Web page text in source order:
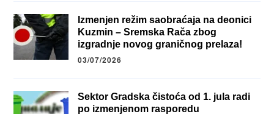
Izmenjen režim saobraćaja na deonici
Kuzmin – Sremska Rača zbog
izgradnje novog graničnog prelaza!
03/07/2026
Sektor Gradska čistoća od 1. jula radi
po izmenjenom rasporedu